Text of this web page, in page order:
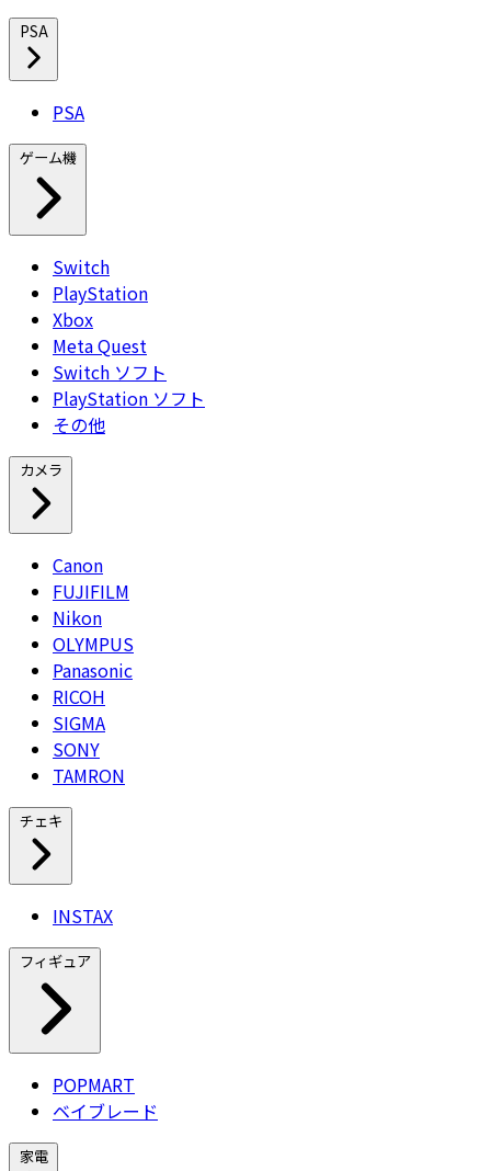
PSA
PSA
ゲーム機
Switch
PlayStation
Xbox
Meta Quest
Switch ソフト
PlayStation ソフト
その他
カメラ
Canon
FUJIFILM
Nikon
OLYMPUS
Panasonic
RICOH
SIGMA
SONY
TAMRON
チェキ
INSTAX
フィギュア
POPMART
ベイブレード
家電